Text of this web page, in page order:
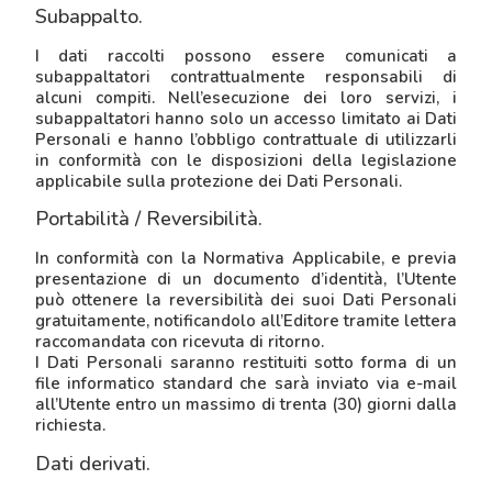
Subappalto.
I dati raccolti possono essere comunicati a
subappaltatori contrattualmente responsabili di
alcuni compiti. Nell’esecuzione dei loro servizi, i
subappaltatori hanno solo un accesso limitato ai Dati
Personali e hanno l’obbligo contrattuale di utilizzarli
in conformità con le disposizioni della legislazione
applicabile sulla protezione dei Dati Personali.
Portabilità / Reversibilità.
In conformità con la Normativa Applicabile, e previa
presentazione di un documento d’identità, l’Utente
può ottenere la reversibilità dei suoi Dati Personali
gratuitamente, notificandolo all’Editore tramite lettera
raccomandata con ricevuta di ritorno.
I Dati Personali saranno restituiti sotto forma di un
file informatico standard che sarà inviato via e-mail
all’Utente entro un massimo di trenta (30) giorni dalla
richiesta.
Dati derivati.